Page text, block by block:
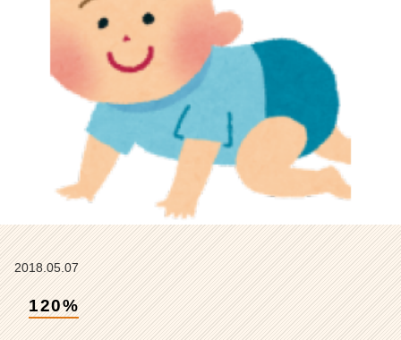
イ
|
ベ
チ
ー・
企
業
2018.05.07
120%